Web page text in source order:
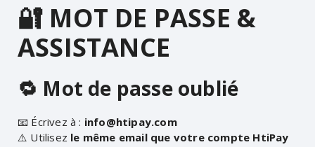
🔐 MOT DE PASSE &
ASSISTANCE
🔁 Mot de passe oublié
📧 Écrivez à : info@htipay.com
⚠️ Utilisez le même email que votre compte HtiPay